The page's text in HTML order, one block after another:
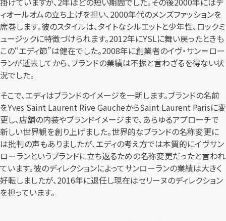
ィオールオムの立ち上げを担い、2000年代のメンズファッションを
席巻します。彼のスタイルは、タイトなシルエットと少年性、ロックミ
ュージックに特徴づけられます。2012年にYSLに舞い戻ったときも
この“エディ節”は健在でした。2008年に創業者のイヴ・サン＝ロー
ランが逝去してから、ブランドの業績は不振と言わざるを得ない状
況でした。
そこで、エディはブランドのイメージを一新します。ブランドの名前
をYves Saint Laurent Rive GaucheからSaint Laurent Parisに変
更し、店舗の内装やブランドイメージまで、あらゆるアプローチで
新しい世界観を創り上げました。世界的なブランドの名称変更に
は批判の声もありましたが、エディの考え方では本質的にイヴサン
ローランというブランドに立ち返るための名称変更だったと言われ
ています。彼のディレクションによってサンローランの業績は大きく
好転しましたが、2016年に退任し現在はセリーヌのディレクション
を担っています。